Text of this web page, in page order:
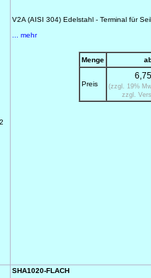
V2A (AISI 304) Edelstahl - Terminal für
... mehr
Menge
Preis
(zzgl. 19%
zzgl.
SHA1020-FLACH